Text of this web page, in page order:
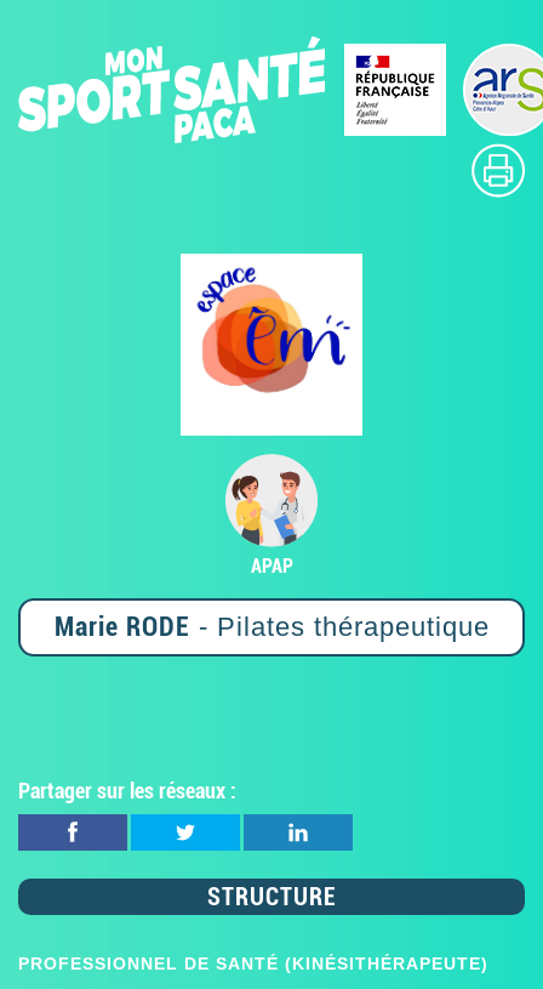
APAP
Marie RODE - Pilates thérapeutique
Partager sur les réseaux :
STRUCTURE
PROFESSIONNEL DE SANTÉ (KINÉSITHÉRAPEUTE)